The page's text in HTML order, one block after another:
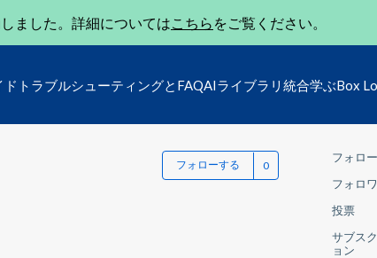
ました。詳細についてはこちら をご覧ください。
ド トラブルシューティングとFAQAIライブラリ 統合学ぶBox
フォローする
フォロー
フォロ
投票
サブス
ョン